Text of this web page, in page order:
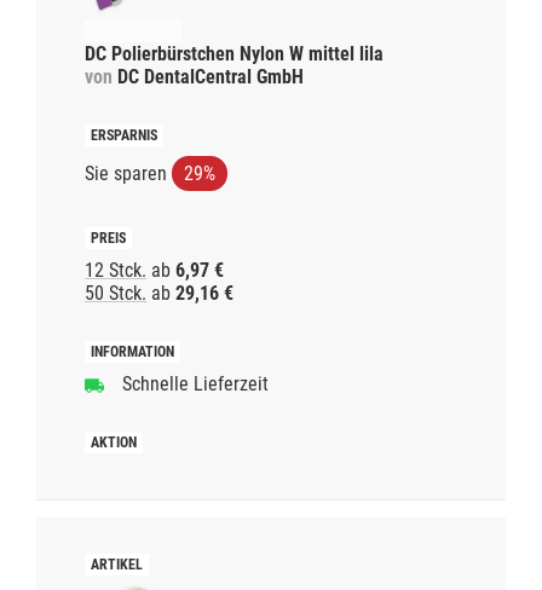
DC Polierbürstchen Nylon W mittel lila
von DC DentalCentral GmbH
Sie sparen 29%
12 Stck. ab 6,97 €
50 Stck. ab 29,16 €
Schnelle Lieferzeit